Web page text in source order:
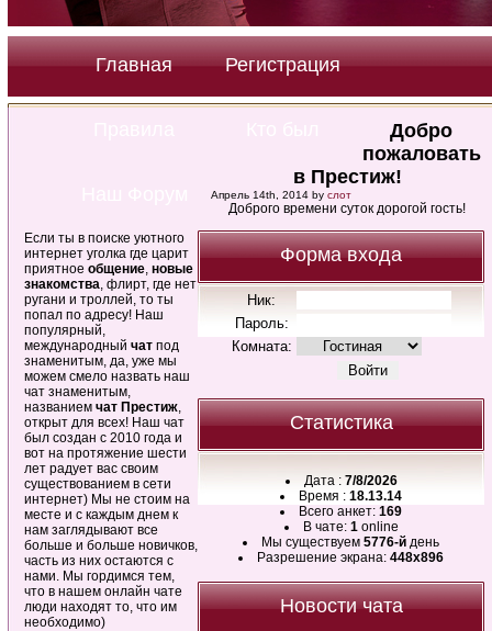
Главная Регистрация
Форма входа
Ник:
Пароль:
Комната:
Статистика
Дата : 7/8/2026
Время : 18.13.14
Всего анкет: 169
В чате: 1 online
Мы существуем 5776-й день
Разрешение экрана: 448x896
Новости чата
Добро
пожаловать
в Престиж!
Апрель 14th, 2014 by слот
Доброго времени суток дорогой гость!
Если ты в поиске уютного
интернет уголка где царит
приятное общение, новые
знакомства, флирт, где нет
ругани и троллей, то ты
попал по адресу! Наш
популярный,
международный чат под
знаменитым, да, уже мы
можем смело назвать наш
чат знаменитым,
названием чат Престиж,
открыт для всех! Наш чат
был создан с 2010 года и
вот на протяжение шести
лет радует вас своим
существованием в сети
интернет) Мы не стоим на
месте и с каждым днем к
нам заглядывают все
больше и больше новичков,
часть из них остаются с
нами. Мы гордимся тем,
что в нашем онлайн чате
люди находят то, что им
необходимо)